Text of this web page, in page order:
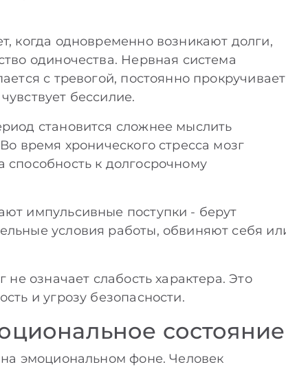
когда одновременно возникают долги,
одиночества. Нервная система
с тревогой, постоянно прокручивает
бессилие.
становится сложнее мыслить
время хронического стресса мозг
к долгосрочному
импульсивные поступки - берут
условия работы, обвиняют себя
означает слабость характера. Это
и угрозу безопасности.
состояние
эмоциональном фоне. Человек